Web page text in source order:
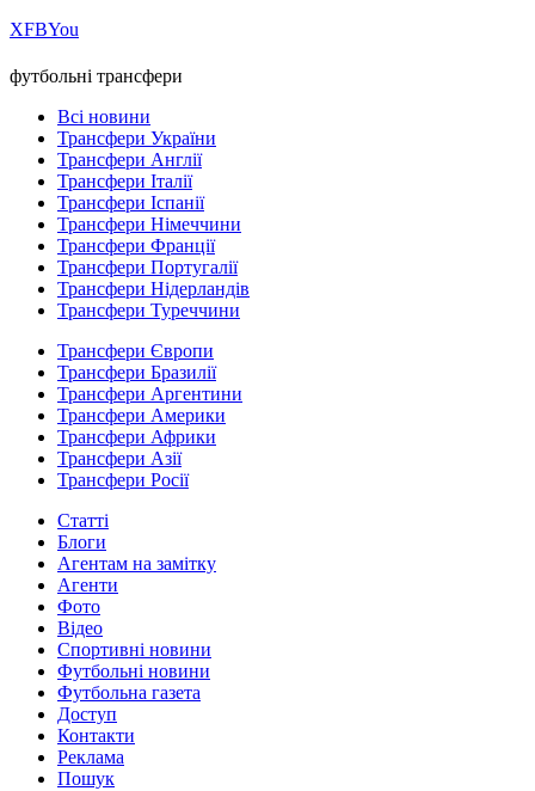
ХFBYou
футбольні трансфери
Всі новини
Трансфери України
Трансфери Англії
Трансфери Італії
Трансфери Іспанії
Трансфери Німеччини
Трансфери Франції
Трансфери Португалії
Трансфери Нідерландів
Трансфери Туреччини
Трансфери Європи
Трансфери Бразилії
Трансфери Аргентини
Трансфери Америки
Трансфери Африки
Трансфери Азії
Трансфери Росії
Статті
Блоги
Агентам на замітку
Агенти
Фото
Відео
Спортивні новини
Футбольні новини
Футбольна газета
Доступ
Контакти
Реклама
Пошук